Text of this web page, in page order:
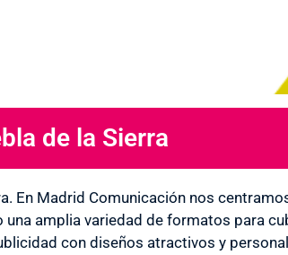
de la Sierra
En Madrid Comunicación nos
una amplia variedad de formatos para
con diseños atractivos y